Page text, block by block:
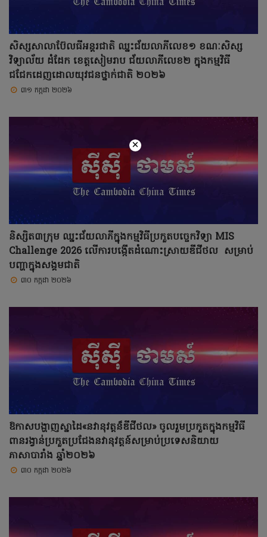
សិស្សសាលាប៊ែលធីអន្តរជាតិ ឈ្នះជ័យលាភីលេខ១ ខណៈសិស្ស
វិទ្យាល័យ ដំដែក ខេត្តសៀមរាប ជ័យលាភីលេខ២ ក្នុងកម្មវិធី
ជជែកដេញដោលយុវជនថ្នាក់ជាតិ ២០២៦
៣១ កក្កដា ២០២៦
និស្សិត៣ក្រុម ឈ្នះជ័យលាភីក្នុងកម្មវិធីប្រកួតបច្ចេកវិទ្យា MIS
Challenge 2026 លើការបង្កើតដំណោះស្រាយឌីជីថល សម្រាប់
បញ្ហាក្នុងសង្គមជាតិ
៣០ កក្កដា ២០២៦
ឱកាសបង្ហាញស្នាដៃ«នវានុវត្តន៏ឌីជីថល» ចូលរួមប្រកួតក្នុងកម្មវិធី
ពានរង្វាន់ប្រកួតប្រជែងនវានុវត្តន៍សម្រាប់ប្រទេសនិយាយ
ភាសាបារាំង ឆ្នាំ២០២៦
៣០ កក្កដា ២០២៦
×